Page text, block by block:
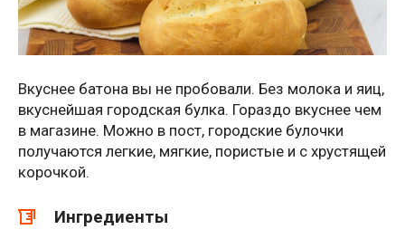
Вкуснее батона вы не пробовали. Без молока и яиц,
вкуснейшая городская булка. Гораздо вкуснее чем
в магазине. Можно в пост, городские булочки
получаются легкие, мягкие, пористые и с хрустящей
корочкой.
Ингредиенты